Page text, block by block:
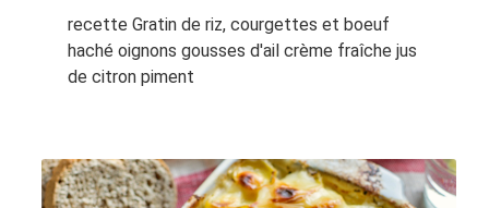
recette Gratin de riz, courgettes et boeuf
haché oignons gousses d'ail crème fraîche jus
de citron piment